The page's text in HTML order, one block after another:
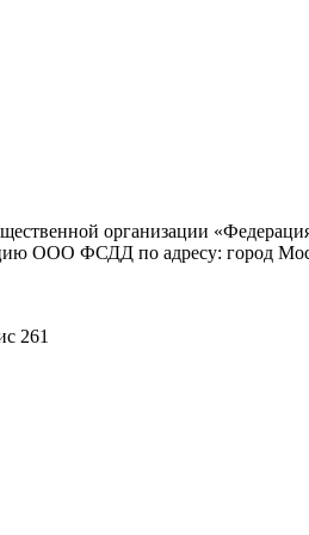
организации
ООО ФСДД по адресу: город
261